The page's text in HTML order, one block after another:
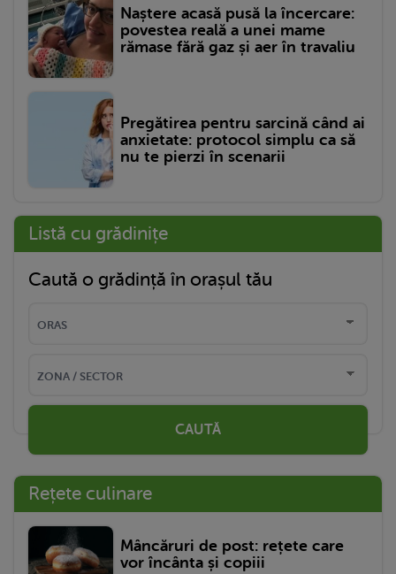
Naștere acasă pusă la încercare:
povestea reală a unei mame
rămase fără gaz și aer în travaliu
Pregătirea pentru sarcină când ai
anxietate: protocol simplu ca să
nu te pierzi în scenarii
Listă cu grădinițe
Caută o grădință în orașul tău
CAUTĂ
Rețete culinare
Mâncăruri de post: rețete care
vor încânta și copiii